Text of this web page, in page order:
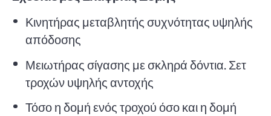
Κινητήρας μεταβλητής συχνότητας υψηλής
απόδοσης
Μειωτήρας σίγασης με σκληρά δόντια. Σετ
τροχών υψηλής αντοχής
Τόσο η δομή ενός τροχού όσο και η δομή